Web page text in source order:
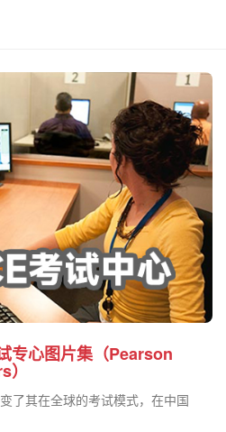
专心图片集（Pearson
了其在全球的考试模式，在中国